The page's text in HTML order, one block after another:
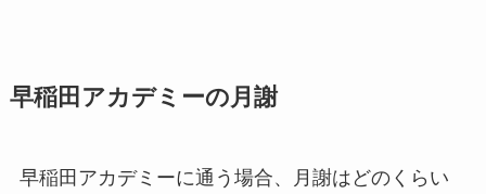
早稲田アカデミーの月謝
早稲田アカデミーに通う場合、月謝はどのくらい